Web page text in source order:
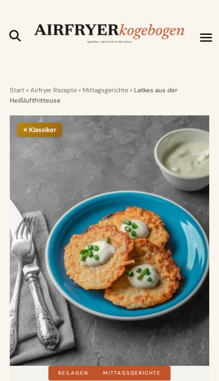
Start » Airfryer Rezepte » Mittagsgerichte » Latkes aus der
Heißluftfritteuse
⭐ Klassiker
BEILAGEN MITTAGSGERICHTE